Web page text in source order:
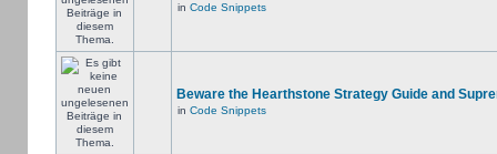
in Code Snippets
Beware the Hearthstone Strategy Guide and
in Code Snippets